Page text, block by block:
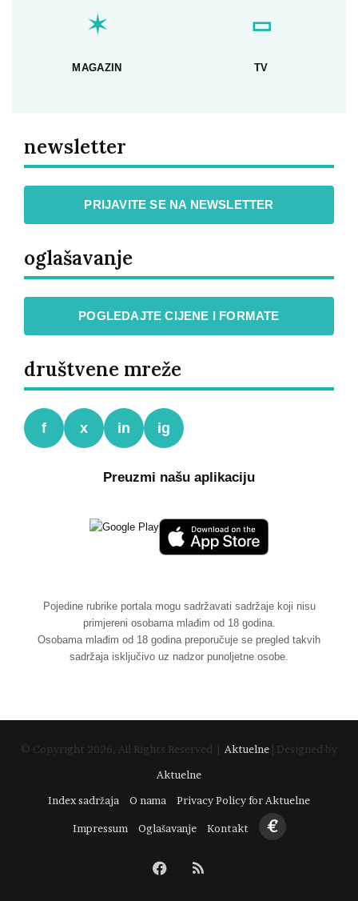
✶
MAGAZIN
▭
TV
newsletter
PRIJAVITE SE NA NEWSLETTER
oglašavanje
POGLEDAJTE CIJENE I FORMATE
društvene mreže
f x in ig
Preuzmi našu aplikaciju
Pojedine rubrike portala mogu sadržavati sadržaje koji nisu
primjereni osobama mlađim od 18 godina.
Osobama mlađim od 18 godina preporučuje se pregled takvih
sadržaja isključivo uz nadzor punoljetne osobe.
© Copyright 2026, All Rights Reserved | Aktuelne | Designed by
Aktuelne
Index sadržaja
O nama Privacy Policy for Aktuelne
Impressum Oglašavanje Kontakt €
Facebook